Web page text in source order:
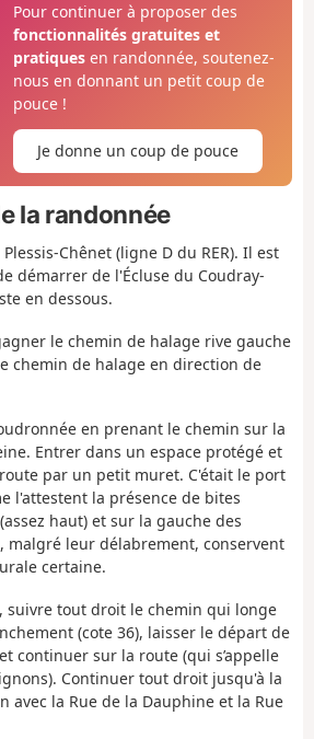
Pour continuer à proposer des
fonctionnalités gratuites et
pratiquesen randonnée, soutenez-
nous en donnant un petit coup de
pouce !
Je donne un coup de pouce
la randonnée
Chênet (ligne D du RER). Il est
démarrer de l'Écluse du Coudray-
en dessous.
le chemin de halage rive gauche
chemin de halage en direction de
en prenant le chemin sur la
Entrer dans un espace protégé et
par un petit muret. C'était le port
l'attestent la présence de bites
haut) et sur la gauche des
malgré leur délabrement, conservent
certaine.
suivre tout droit le chemin qui longe
(cote 36), laisser le départ de
continuer sur la route (qui s’appelle
Continuer tout droit jusqu'à la
avec la Rue de la Dauphine et la Rue